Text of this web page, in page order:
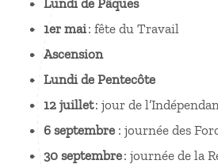
Lundi de Pâques
1er mai: fête du Travail
Ascension
Lundi de Pentecôte
12 juillet: jour de
6 septembre : journée des
30 septembre: journée de la